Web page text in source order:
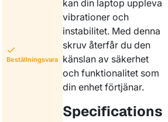
Beställningsvara
kan din laptop uppleva
vibrationer och
instabilitet. Med denna
skruv återfår du den
känslan av säkerhet
och funktionalitet som
din enhet förtjänar.
Specifications